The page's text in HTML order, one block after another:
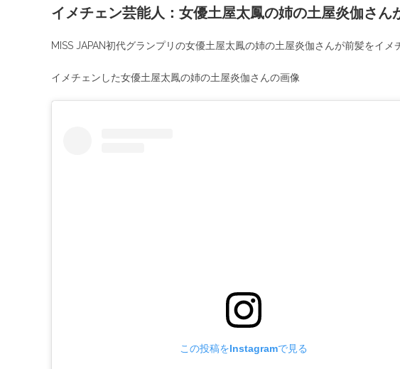
イメチェン芸能人：女優土屋太鳳の姉の土屋炎伽さん
MISS JAPAN初代グランプリの女優土屋太鳳の姉の土屋炎伽さんが前髪をイメ
イメチェンした女優土屋太鳳の姉の土屋炎伽さんの画像
この投稿をInstagramで見る